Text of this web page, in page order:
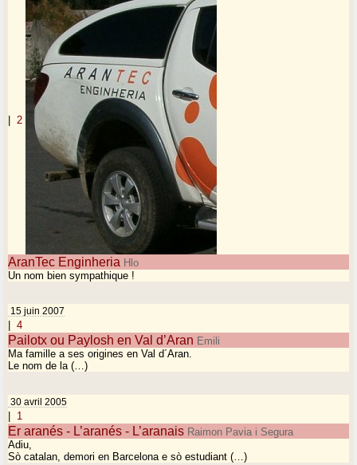
| 2
AranTec Enginheria Hlo
Un nom bien sympathique !
15 juin 2007
4
Pailotx ou Paylosh en Val d’Aran Emili
Ma famille a ses origines en Val d´Aran.
Le nom de la (…)
30 avril 2005
| 1
Er aranés - L’aranés - L’aranais Raimon Pavia i Segura
Adiu,
Sò catalan, demori en Barcelona e sò estudiant (…)